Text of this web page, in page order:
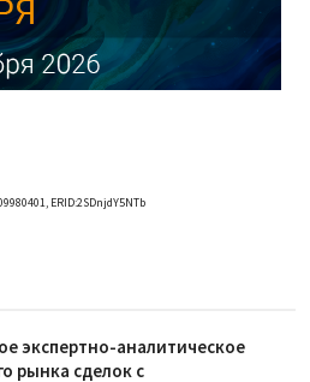
ERID:2SDnjdY5NTb
экспертно-аналитическое
рынка сделок с